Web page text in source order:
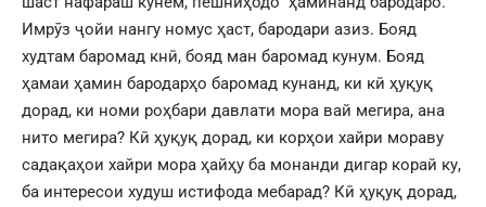
Имрӯз ҷойи нангу номус ҳаст, бародари азиз. Бояд
худтам баромад кнӣ, бояд ман баромад кунум. Бояд
ҳамаи ҳамин бародарҳо баромад кунанд, ки кӣ ҳуқуқ
дорад, ки номи роҳбари давлати мора вай мегира, ана
нито мегира? Кӣ ҳуқуқ дорад, ки корҳои хайри мораву
садақаҳои хайри мора ҳайҳу ба монанди дигар корай ку,
ба интересои худуш истифода мебарад? Кӣ ҳуқуқ дорад,